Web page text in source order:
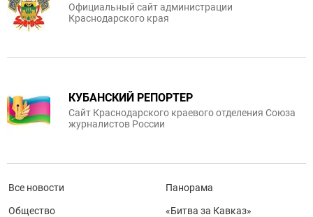
Официальный сайт администрации
Краснодарского края
КУБАНСКИЙ РЕПОРТЕР
Сайт Краснодарского краевого отделения Союза
журналистов России
Все новости
Общество
Панорама
«Битва за Кавказ»